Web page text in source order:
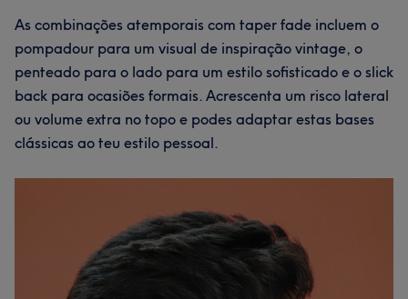
As combinações atemporais com taper fade incluem o
pompadour para um visual de inspiração vintage, o
penteado para o lado para um estilo sofisticado e o slick
back para ocasiões formais. Acrescenta um risco lateral
ou volume extra no topo e podes adaptar estas bases
clássicas ao teu estilo pessoal.